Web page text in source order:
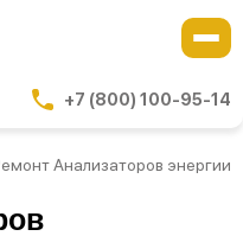
+7 (800) 100-95-14
Анализаторов энергии